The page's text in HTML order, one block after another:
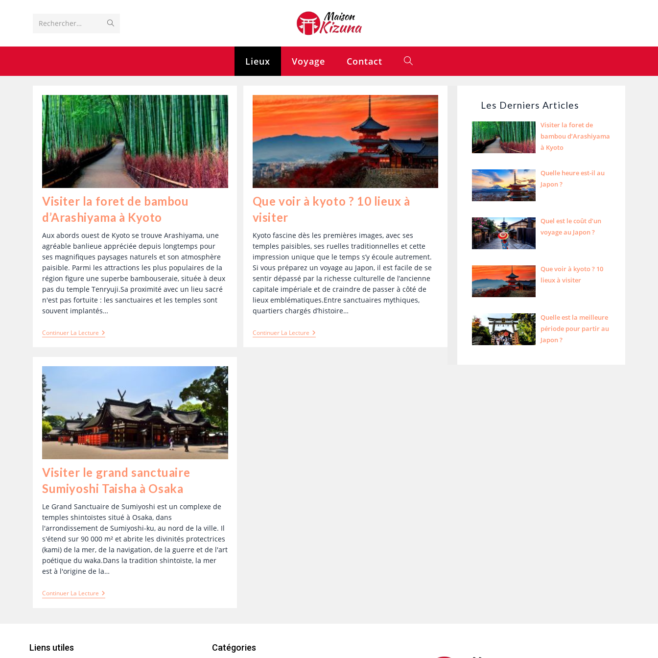
Rechercher…
Lieux Voyage Contact
Visiter la foret de bambou
d’Arashiyama à Kyoto
Aux abords ouest de Kyoto se trouve Arashiyama, une
agréable banlieue appréciée depuis longtemps pour
ses magnifiques paysages naturels et son atmosphère
paisible. Parmi les attractions les plus populaires de la
région figure une superbe bambouseraie, située à deux
pas du temple Tenryuji.Sa proximité avec un lieu sacré
n'est pas fortuite : les sanctuaires et les temples sont
souvent implantés…
Continuer La Lecture
Que voir à kyoto ? 10 lieux à
visiter
Kyoto fascine dès les premières images, avec ses
temples paisibles, ses ruelles traditionnelles et cette
impression unique que le temps s’y écoule autrement.
Si vous préparez un voyage au Japon, il est facile de se
sentir dépassé par la richesse culturelle de l’ancienne
capitale impériale et de craindre de passer à côté de
lieux emblématiques.Entre sanctuaires mythiques,
quartiers chargés d’histoire…
Continuer La Lecture
Visiter le grand sanctuaire
Sumiyoshi Taisha à Osaka
Le Grand Sanctuaire de Sumiyoshi est un complexe de
temples shintoïstes situé à Osaka, dans
l'arrondissement de Sumiyoshi-ku, au nord de la ville. Il
s'étend sur 90 000 m² et abrite les divinités protectrices
(kami) de la mer, de la navigation, de la guerre et de l'art
poétique du waka.Dans la tradition shintoïste, la mer
est à l'origine de la…
Continuer La Lecture
Les Derniers Articles
Visiter la foret de
bambou d’Arashiyama
à Kyoto
Quelle heure est-il au
Japon ?
Quel est le coût d’un
voyage au Japon ?
Que voir à kyoto ? 10
lieux à visiter
Quelle est la meilleure
période pour partir au
Japon ?
Liens utiles Catégories